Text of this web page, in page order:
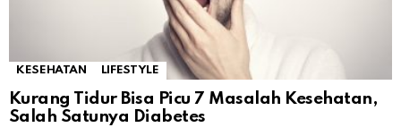
KESEHATAN LIFESTYLE
Kurang Tidur Bisa Picu 7 Masalah Kesehatan,
Salah Satunya Diabetes